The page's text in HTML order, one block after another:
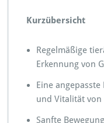
Kurzübersicht
Regelmäßige
Erkennung von
Eine
und Vitalität von
Sanfte